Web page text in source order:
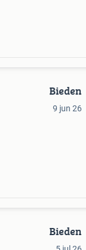
Bieden
9 jun 26
Bieden